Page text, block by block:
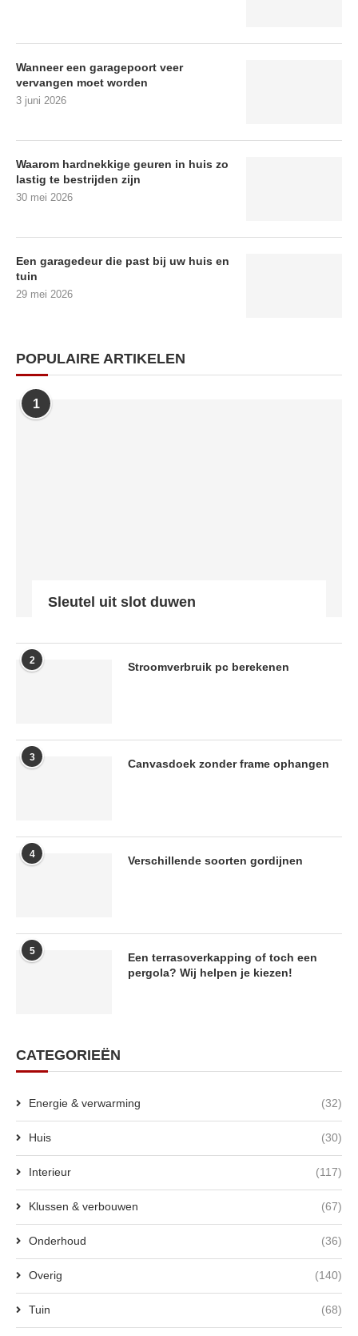
Wanneer een garagepoort veer
vervangen moet worden
3 juni 2026
Waarom hardnekkige geuren in huis zo
lastig te bestrijden zijn
30 mei 2026
Een garagedeur die past bij uw huis en
tuin
29 mei 2026
POPULAIRE ARTIKELEN
1
Sleutel uit slot duwen
2 Stroomverbruik pc berekenen
3 Canvasdoek zonder frame ophangen
4 Verschillende soorten gordijnen
5
Een terrasoverkapping of toch een
pergola? Wij helpen je kiezen!
CATEGORIEËN
Energie & verwarming (32)
Huis (30)
Interieur (117)
Klussen & verbouwen (67)
Onderhoud (36)
Overig (140)
Tuin (68)